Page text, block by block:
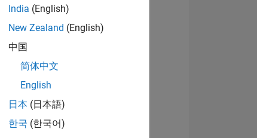
India (English)
New Zealand (English)
中国
简体中文
English
日本 (日本語)
한국 (한국어)